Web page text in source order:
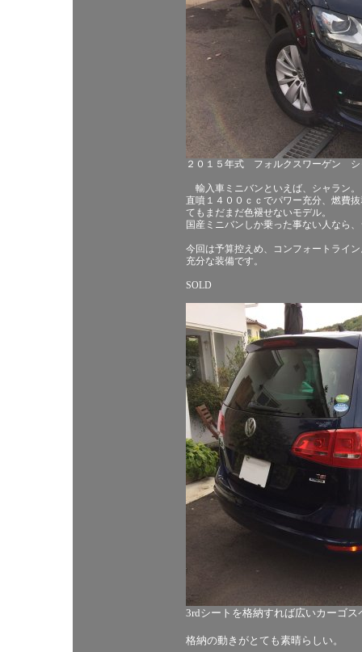
２０１５年式 フォルクスワーゲン
輸入車ミニバンといえば、シャラン。
直噴１４００ｃｃでパワー充分、燃費
てもまだまだ色褪せないモデル。
国産ミニバンしか乗った事ない人なら
今回は予算控えめ、コンフォートライ
充分な装備です。
SOLD
3rdシートを格納すれば広いカーゴス
格納の動きがとても素晴らしい。